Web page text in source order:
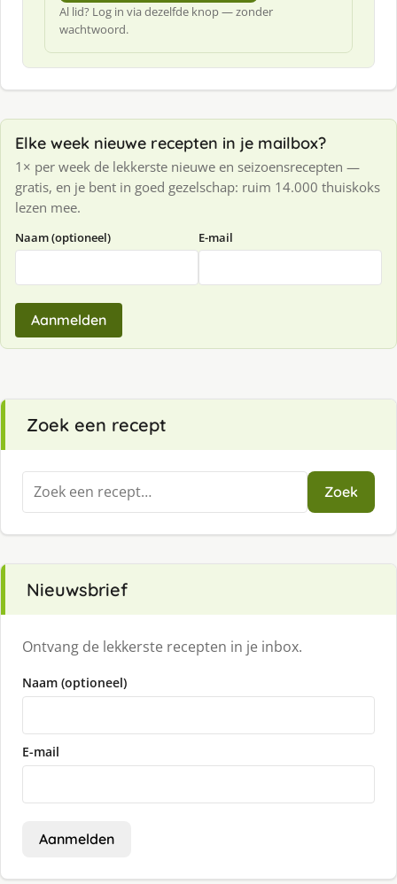
Al lid? Log in via dezelfde knop — zonder
wachtwoord.
Elke week nieuwe recepten in je mailbox?
1× per week de lekkerste nieuwe en seizoensrecepten —
gratis, en je bent in goed gezelschap: ruim 14.000 thuiskoks
lezen mee.
Naam (optioneel) E-mail
Aanmelden
Zoek een recept
Zoeken
naar:
Zoek
Nieuwsbrief
Ontvang de lekkerste recepten in je inbox.
Naam (optioneel)
E-mail
Aanmelden